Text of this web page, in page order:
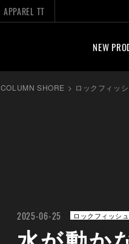
APPAREL TT
NEW
COLUMN SHORE > ロックフィッシ
2025-06-25 ロックフィッシュ